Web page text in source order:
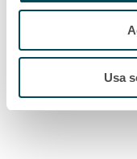
Usa
Mappa del sito
sui